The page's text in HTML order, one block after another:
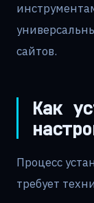
сайтов.
Как
Процесс
требует